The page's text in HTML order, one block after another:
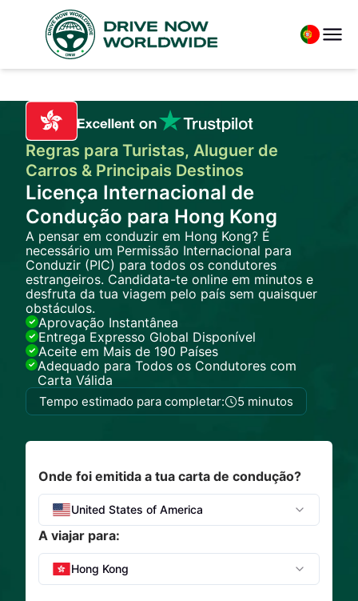
Regras para Turistas, Aluguer de
Carros & Principais Destinos
Licença Internacional de
Condução para Hong Kong
A pensar em conduzir em Hong Kong? É
necessário um Permissão Internacional para
Conduzir (PIC) para todos os condutores
estrangeiros. Candidata-te online em minutos e
desfruta da tua viagem pelo país sem quaisquer
obstáculos.
Aprovação Instantânea
Entrega Expresso Global Disponível
Aceite em Mais de 190 Países
Adequado para Todos os Condutores com
Carta Válida
Tempo estimado para completar: 5 minutos
Onde foi emitida a tua carta de condução?
United States of America
A viajar para:
Hong Kong